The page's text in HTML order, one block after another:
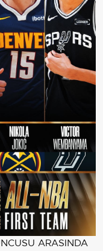
ARASINDA